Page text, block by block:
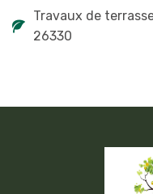
Travaux de
26330